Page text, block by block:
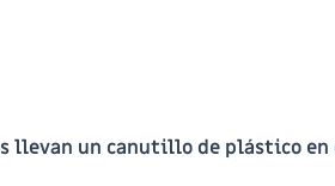
llevan un canutillo de plástico en